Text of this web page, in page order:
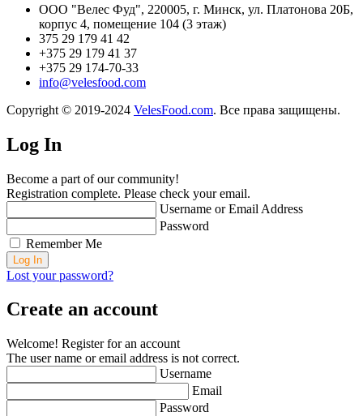
ООО "Велес Фуд", 220005, г. Минск, ул. Платонова 20Б,
корпус 4, помещение 104 (3 этаж)
375 29 179 41 42
+375 29 179 41 37
+375 29 174-70-33
info@velesfood.com
Copyright © 2019-2024 VelesFood.com. Все права защищены.
Log In
Become a part of our community!
Registration complete. Please check your email.
Username or Email Address
Password
Remember Me
Lost your password?
Create an account
Welcome! Register for an account
The user name or email address is not correct.
Username
Email
Password